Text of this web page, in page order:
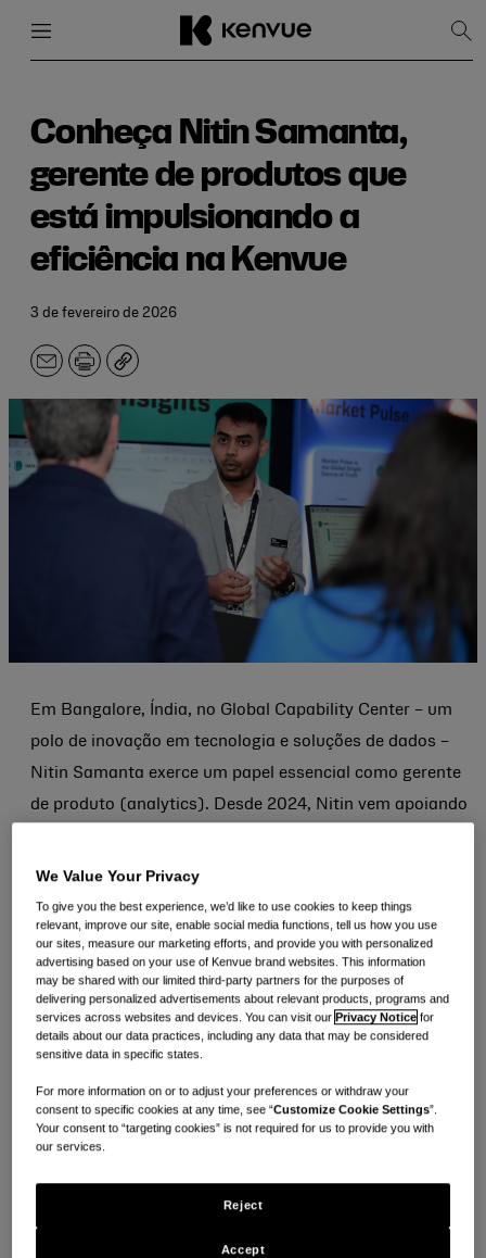
conteúdo
Conheça Nitin Samanta,
gerente de produtos que
está impulsionando a
eficiência na Kenvue
3 de fevereiro de 2026
E-
Imprimir
Copiar
Em Bangalore, Índia, no Global Capability Center – um
polo de inovação em tecnologia e soluções de dados –
Nitin Samanta exerce um papel essencial como gerente
de produto (analytics). Desde 2024, Nitin vem apoiando
globais da Kenvue, garantindo que as prateleiras
permaneçam abastecidas e que os clientes encontrem o
que precisam.
Com uma grande paixão por soluções baseadas em
dados, Nitin utiliza análises avançadas para otimizar
estratégias de varejo e aumentar a eficiência da cadeia
experiências de compras fluidas em todo o mundo.
cachorro pug.
We Value Your Privacy
To give you the best experience, we’d like to use cookies to keep things
relevant, improve our site, enable social media functions, tell us how you use
our sites, measure our marketing efforts, and provide you with personalized
advertising based on your use of Kenvue brand websites. This information
may be shared with our limited third-party partners for the purposes of
delivering personalized advertisements about relevant products, programs and
services across websites and devices. You can visit our Privacy Notice for
details about our data practices, including any data that may be considered
sensitive data in specific states.
For more information on or to adjust your preferences or withdraw your
consent to specific cookies at any time, see “Customize Cookie Settings”.
Your consent to “targeting cookies” is not required for us to provide you with
our services.
Reject
Accept